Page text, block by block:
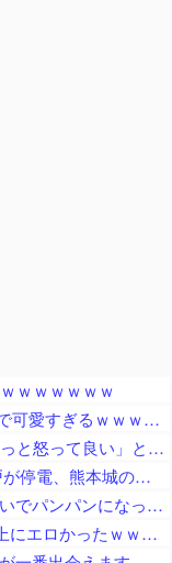
ｗｗｗｗｗｗ
【画像】最新の橋本環奈ちゃん(26)、ガチで可愛すぎるｗｗｗｗｗ
「日本製住宅の質の低さに在日本の人はもっと怒って良い」と在米邦人が御忠告、アメリカ製の家屋なら冷房無しでも快適に過ごせて……
熊本で最大震度7の地震 およそ4万6000戸が停電、熊本城の石垣が崩れたとの情報 川内・玄海原発に異常なし、通常運転継続中 生放送中だったジャパネットさん、ヘルメット被って地震情報を伝える
【画像】鷲見玲奈さん(34)お○ぱいがお○ぱいでパンパンになってしまうｗ
【画像】白ギャルの水着お○ぱい、予想以上にエロかったｗｗｗｗ